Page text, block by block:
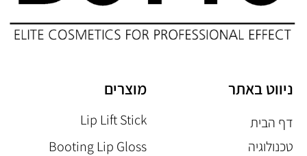
ניווט באתר
דף הבית
טכנולוגיה
מוצרים
Lip Lift Stick
Booting Lip Gloss